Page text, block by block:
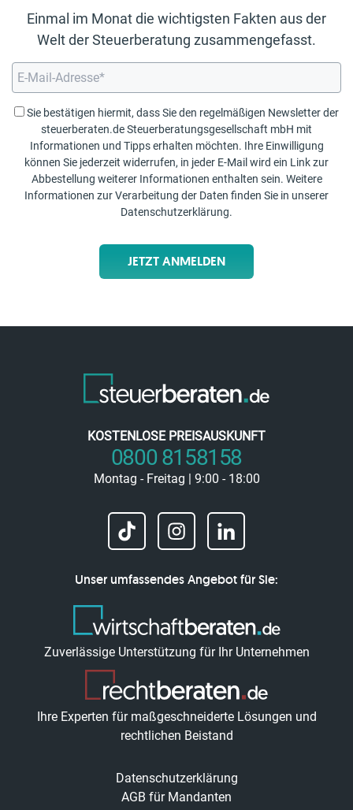
Einmal im Monat die wichtigsten Fakten aus der
Welt der Steuerberatung zusammengefasst.
Sie bestätigen hiermit, dass Sie den regelmäßigen Newsletter der
steuerberaten.de Steuerberatungsgesellschaft mbH mit
Informationen und Tipps erhalten möchten. Ihre Einwilligung
können Sie jederzeit widerrufen, in jeder E-Mail wird ein Link zur
Abbestellung weiterer Informationen enthalten sein. Weitere
Informationen zur Verarbeitung der Daten finden Sie in unserer
Datenschutzerklärung.
JETZT ANMELDEN
KOSTENLOSE PREISAUSKUNFT
0800 8158158
Montag - Freitag | 9:00 - 18:00
Unser umfassendes Angebot für Sie:
Zuverlässige Unterstützung für Ihr Unternehmen
Ihre Experten für maßgeschneiderte Lösungen und
rechtlichen Beistand
Datenschutzerklärung
AGB für Mandanten